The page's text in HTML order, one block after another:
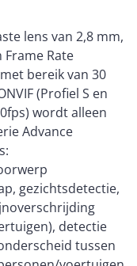
lens van 2,8 mm,
Frame Rate
bereik van 30
(Profiel S en
wordt alleen
Advance
gezichtsdetectie,
detectie
tussen